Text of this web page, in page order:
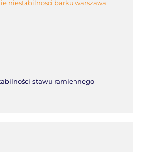
stawu ramiennego